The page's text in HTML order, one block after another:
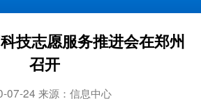
技志愿服务推进会在郑州
召开
07-24 来源：信息中心